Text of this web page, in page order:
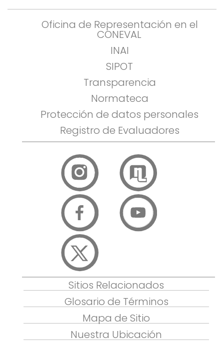
Oficina de Representación en el
CONEVAL
INAI
SIPOT
Transparencia
Normateca
Protección de datos personales
Registro de Evaluadores
Sitios Relacionados
Glosario de Términos
Mapa de Sitio
Nuestra Ubicación